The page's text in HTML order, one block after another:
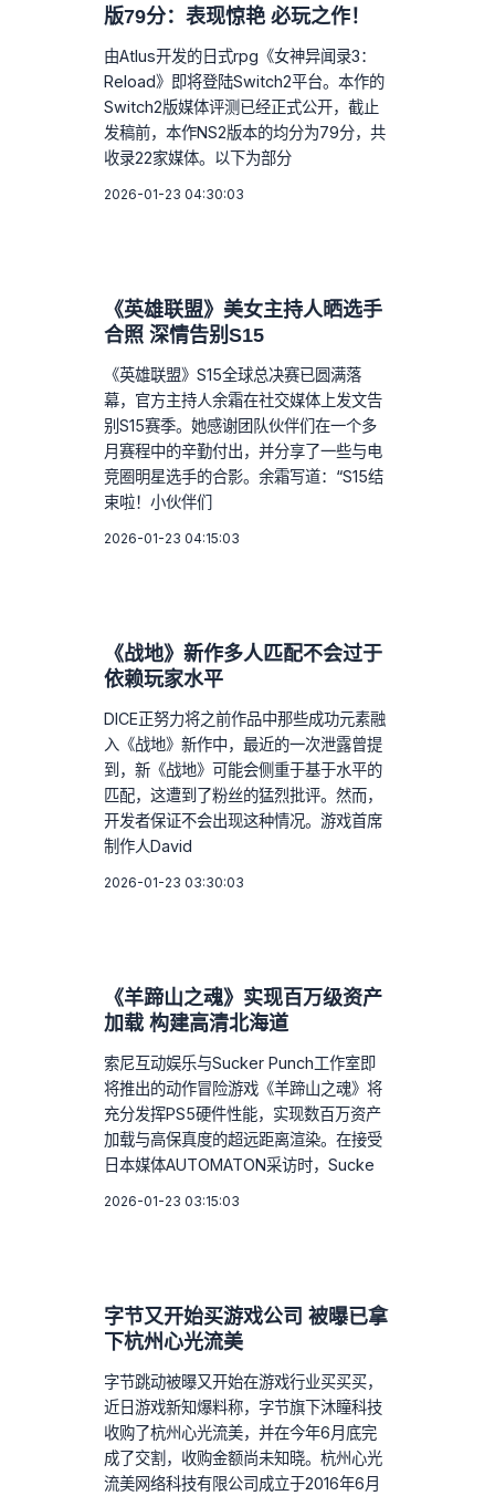
版79分：表现惊艳 必玩之作！
由Atlus开发的日式rpg《女神异闻录3：
Reload》即将登陆Switch2平台。本作的
Switch2版媒体评测已经正式公开，截止
发稿前，本作NS2版本的均分为79分，共
收录22家媒体。以下为部分
2026-01-23 04:30:03
《英雄联盟》美女主持人晒选手
合照 深情告别S15
《英雄联盟》S15全球总决赛已圆满落
幕，官方主持人余霜在社交媒体上发文告
别S15赛季。她感谢团队伙伴们在一个多
月赛程中的辛勤付出，并分享了一些与电
竞圈明星选手的合影。余霜写道：“S15结
束啦！小伙伴们
2026-01-23 04:15:03
《战地》新作多人匹配不会过于
依赖玩家水平
DICE正努力将之前作品中那些成功元素融
入《战地》新作中，最近的一次泄露曾提
到，新《战地》可能会侧重于基于水平的
匹配，这遭到了粉丝的猛烈批评。然而，
开发者保证不会出现这种情况。游戏首席
制作人David
2026-01-23 03:30:03
《羊蹄山之魂》实现百万级资产
加载 构建高清北海道
索尼互动娱乐与Sucker Punch工作室即
将推出的动作冒险游戏《羊蹄山之魂》将
充分发挥PS5硬件性能，实现数百万资产
加载与高保真度的超远距离渲染。在接受
日本媒体AUTOMATON采访时，Sucke
2026-01-23 03:15:03
字节又开始买游戏公司 被曝已拿
下杭州心光流美
字节跳动被曝又开始在游戏行业买买买，
近日游戏新知爆料称，字节旗下沐瞳科技
收购了杭州心光流美，并在今年6月底完
成了交割，收购金额尚未知晓。杭州心光
流美网络科技有限公司成立于2016年6月